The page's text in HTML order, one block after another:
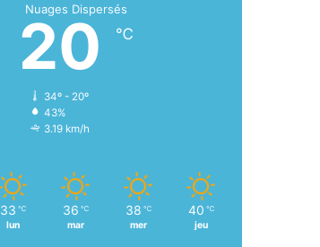
Nuages Dispersés
20 ℃
34º - 20º
43%
3.19 km/h
33 ℃
lun
36 ℃
mar
38 ℃
mer
40 ℃
jeu